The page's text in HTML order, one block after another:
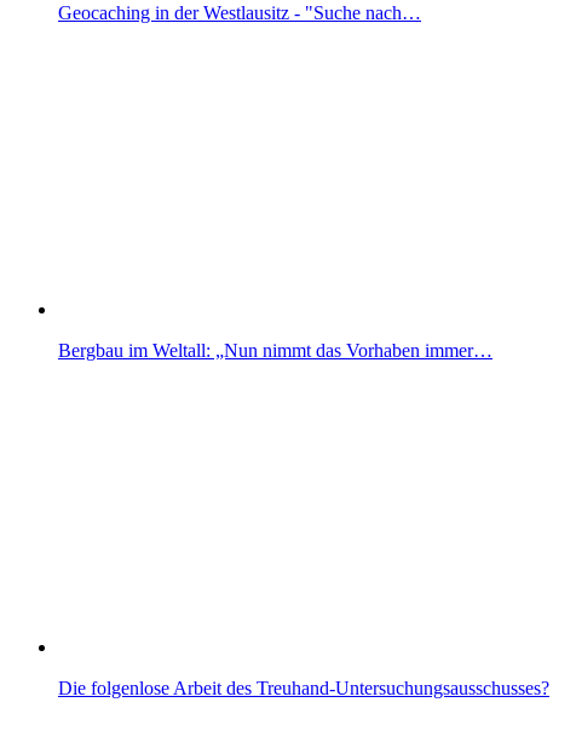
Geocaching in der Westlausitz - "Suche nach…
Bergbau im Weltall: „Nun nimmt das Vorhaben immer…
Die folgenlose Arbeit des Treuhand-Untersuchungsausschusses?